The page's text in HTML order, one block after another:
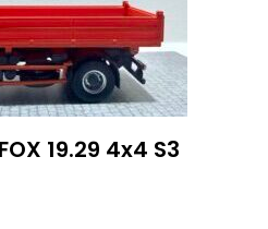
19.29 4x4 S3